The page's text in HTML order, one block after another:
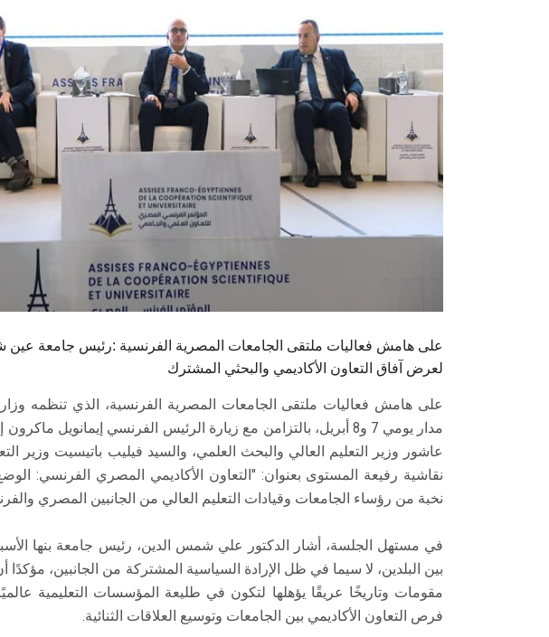
على هامش فعاليات ملتقى الجامعات المصرية الفرنسية :رئيس جامعة
لعرض آفاق التعاون الأكاديمي والبحثي المشترك
على هامش فعاليات ملتقى الجامعات المصرية الفرنسية، الذي تنظمه
مدار يومي 7 و8 أبريل، بالتزامن مع زيارة الرئيس الفرنسي إيمانويل
عاشور وزير التعليم العالي والبحث العلمي، والسيد فيليب باتيسيت وزير
نقاشية رفيعة المستوى بعنوان: "التعاون الأكاديمي المصري الفرنسي:
نخبة من رؤساء الجامعات وقيادات التعليم العالي من الجانبين المصري
في مستهل الجلسة، أشار الدكتور علي شمس الدين، رئيس جامعة بنها
بين البلدين، لا سيما في ظل الإرادة السياسية المشتركة من الجانبين،
مقومات وتاريخًا عريقًا يؤهلها لتكون في طليعة المؤسسات التعليمية
فرص التعاون الأكاديمي بين الجامعات وتوسيع العلاقات الثنائية.